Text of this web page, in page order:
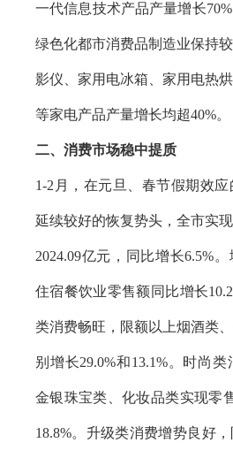
一代信息技术产品产量增长
绿色化都市消费品制造业保持
影仪、家用电冰箱、家用电热
等家电产品产量增长均超40%。
二、消费市场稳中提质
1-2月，在元旦、春节假期效
延续较好的恢复势头，全市实
2024.09亿元，同比增长6.5%
住宿餐饮业零售额同比增长
类消费畅旺，限额以上烟酒类
别增长29.0%和13.1%。时尚
金银珠宝类、化妆品类实现零
18.8%。升级类消费增势良好